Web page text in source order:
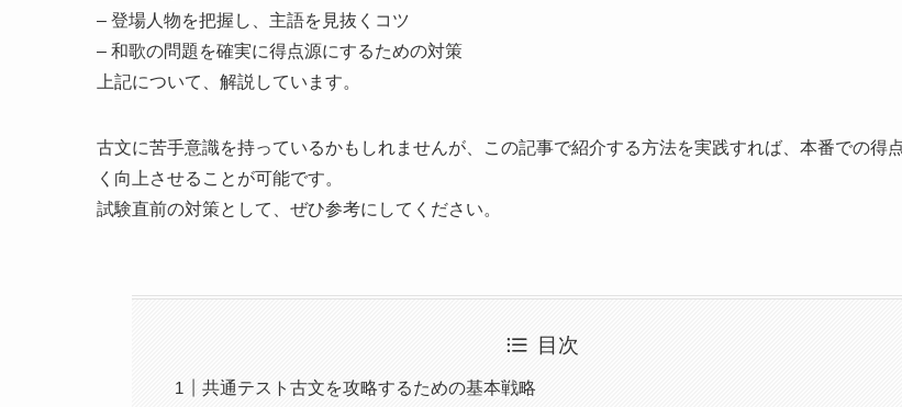
– 登場人物を把握し、主語を見抜くコツ
– 和歌の問題を確実に得点源にするための対策
上記について、解説しています。
古文に苦手意識を持っているかもしれませんが、この記事で紹介する方法を実践すれば、本番での得
く向上させることが可能です。
試験直前の対策として、ぜひ参考にしてください。
目次
共通テスト古文を攻略するための基本戦略